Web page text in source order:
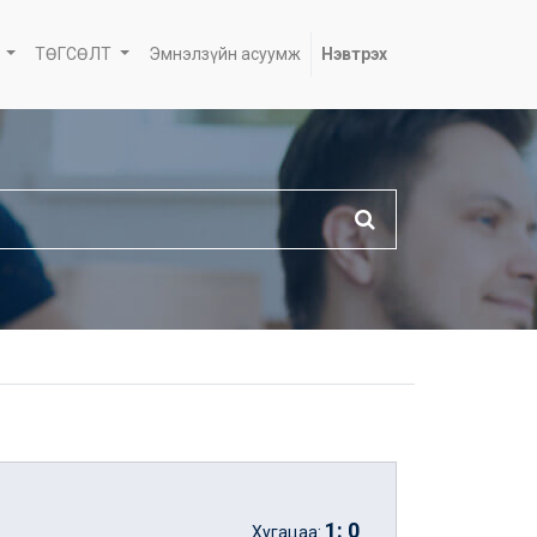
ТӨГСӨЛТ Эмнэлзүйн асуумж Нэвтрэх
Хугацаа: 1: 0